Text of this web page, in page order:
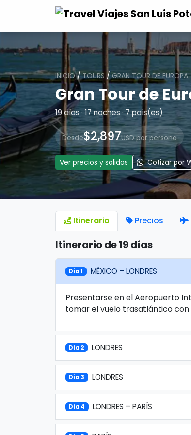
INICIO/TOURS /GRAN TOUR DE EUROPA
Gran Tour de
19 días · 17 noches · 7 país(es)
Desde$2,897USD por persona
Ver precios y salidas Cotizar por
Itinerario Precios
Itinerario de 19 días
Día 1 MÉXICO – LONDRES
Presentarse en el Aeropuerto
tomar el vuelo trasatlántico con
Día 2 LONDRES
Día 3 LONDRES
Día 4 LONDRES – PARÍS